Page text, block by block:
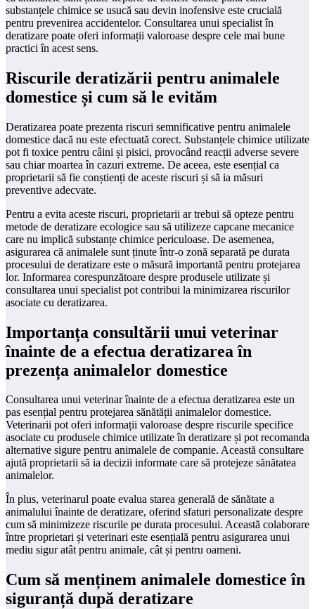
substanțele chimice se usucă sau devin inofensive este crucială
pentru prevenirea accidentelor. Consultarea unui specialist în
deratizare poate oferi informații valoroase despre cele mai bune
practici în acest sens.
Riscurile deratizării pentru animalele
domestice și cum să le evităm
Deratizarea poate prezenta riscuri semnificative pentru animalele
domestice dacă nu este efectuată corect. Substanțele chimice utilizate
pot fi toxice pentru câini și pisici, provocând reacții adverse severe
sau chiar moartea în cazuri extreme. De aceea, este esențial ca
proprietarii să fie conștienți de aceste riscuri și să ia măsuri
preventive adecvate.
Pentru a evita aceste riscuri, proprietarii ar trebui să opteze pentru
metode de deratizare ecologice sau să utilizeze capcane mecanice
care nu implică substanțe chimice periculoase. De asemenea,
asigurarea că animalele sunt ținute într-o zonă separată pe durata
procesului de deratizare este o măsură importantă pentru protejarea
lor. Informarea corespunzătoare despre produsele utilizate și
consultarea unui specialist pot contribui la minimizarea riscurilor
asociate cu deratizarea.
Importanța consultării unui veterinar
înainte de a efectua deratizarea în
prezența animalelor domestice
Consultarea unui veterinar înainte de a efectua deratizarea este un
pas esențial pentru protejarea sănătății animalelor domestice.
Veterinarii pot oferi informații valoroase despre riscurile specifice
asociate cu produsele chimice utilizate în deratizare și pot recomanda
alternative sigure pentru animalele de companie. Această consultare
ajută proprietarii să ia decizii informate care să protejeze sănătatea
animalelor.
În plus, veterinarul poate evalua starea generală de sănătate a
animalului înainte de deratizare, oferind sfaturi personalizate despre
cum să minimizeze riscurile pe durata procesului. Această colaborare
între proprietari și veterinari este esențială pentru asigurarea unui
mediu sigur atât pentru animale, cât și pentru oameni.
Cum să menținem animalele domestice în
siguranță după deratizare